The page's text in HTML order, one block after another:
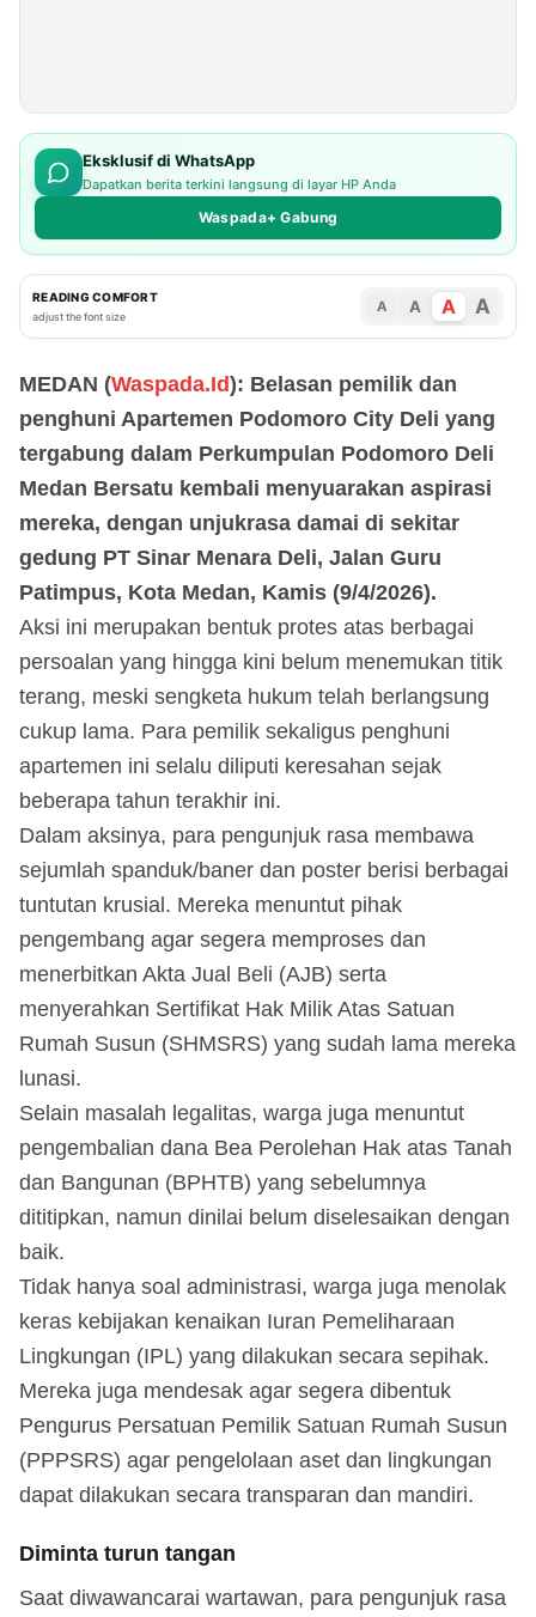
Eksklusif di WhatsApp
Dapatkan berita terkini langsung di layar HP Anda
Waspada+ Gabung
READING COMFORT
adjust the font size
A A A A
MEDAN (Waspada.Id): Belasan pemilik dan
penghuni Apartemen Podomoro City Deli yang
tergabung dalam Perkumpulan Podomoro Deli
Medan Bersatu kembali menyuarakan aspirasi
mereka, dengan unjukrasa damai di sekitar
gedung PT Sinar Menara Deli, Jalan Guru
Patimpus, Kota Medan, Kamis (9/4/2026).
Aksi ini merupakan bentuk protes atas berbagai
persoalan yang hingga kini belum menemukan titik
terang, meski sengketa hukum telah berlangsung
cukup lama. Para pemilik sekaligus penghuni
apartemen ini selalu diliputi keresahan sejak
beberapa tahun terakhir ini.
Dalam aksinya, para pengunjuk rasa membawa
sejumlah spanduk/baner dan poster berisi berbagai
tuntutan krusial. Mereka menuntut pihak
pengembang agar segera memproses dan
menerbitkan Akta Jual Beli (AJB) serta
menyerahkan Sertifikat Hak Milik Atas Satuan
Rumah Susun (SHMSRS) yang sudah lama mereka
lunasi.
Selain masalah legalitas, warga juga menuntut
pengembalian dana Bea Perolehan Hak atas Tanah
dan Bangunan (BPHTB) yang sebelumnya
dititipkan, namun dinilai belum diselesaikan dengan
baik.
Tidak hanya soal administrasi, warga juga menolak
keras kebijakan kenaikan Iuran Pemeliharaan
Lingkungan (IPL) yang dilakukan secara sepihak.
Mereka juga mendesak agar segera dibentuk
Pengurus Persatuan Pemilik Satuan Rumah Susun
(PPPSRS) agar pengelolaan aset dan lingkungan
dapat dilakukan secara transparan dan mandiri.
Diminta turun tangan
Saat diwawancarai wartawan, para pengunjuk rasa